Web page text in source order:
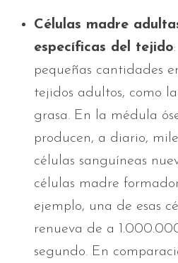
Células madre
específicas del tejido
pequeñas cantidades
tejidos adultos, como
grasa. En la médula
producen, a diario,
células sanguíneas
células madre
ejemplo, una de esas
renueva de a
segundo. En